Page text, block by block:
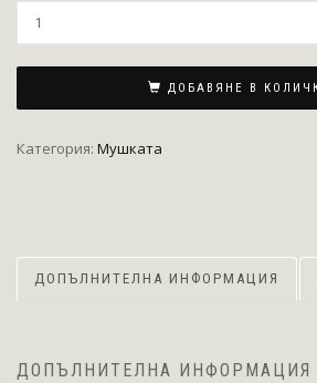
ДОБАВЯНЕ В
Категория: Мушката
ДОПЪЛНИТЕЛНА ИНФОРМАЦИЯ
ДОПЪЛНИТЕЛНА ИНФОРМАЦИЯ